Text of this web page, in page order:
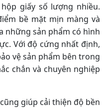
giấy số lượng nhiều.
bề mặt mịn màng và
những sản phẩm có hình
Với độ cứng nhất định,
vệ sản phẩm bên trong
chắn và chuyên nghiệp
giúp cải thiện độ bền